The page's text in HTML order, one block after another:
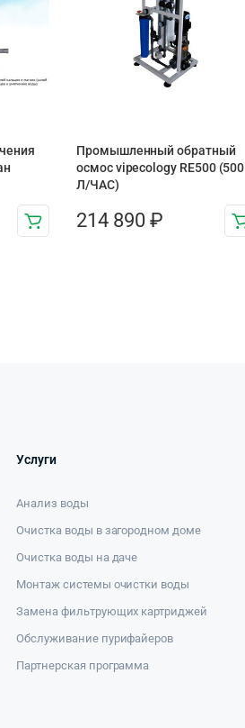
Промышленный обратный
осмос vipecology RE500 (500
Л/ЧАС)
214 890 ₽
Услуги
Анализ воды
Очистка воды в загородном доме
Очистка воды на даче
Монтаж системы очистки воды
Замена фильтрующих картриджей
Обслуживание пурифайеров
Партнерская программа